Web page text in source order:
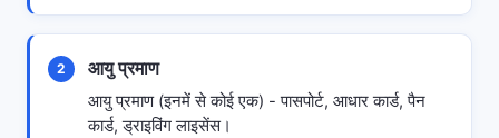
2 आयु प्रमाण
आयु प्रमाण (इनमें से कोई एक) - पासपोर्ट, आधार कार्ड, पैन
कार्ड, ड्राइविंग लाइसेंस।